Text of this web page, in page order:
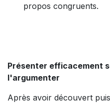
propos congruents.
Présenter efficacement
l'argumenter
Après avoir découvert